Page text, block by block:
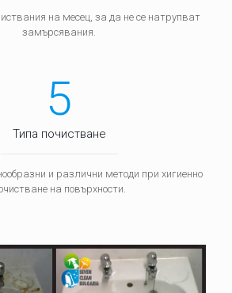
на месец, за да не се натрупват
замърсявания.
5
Типа почистване
и различни методи при хигиенно
на повърхности.